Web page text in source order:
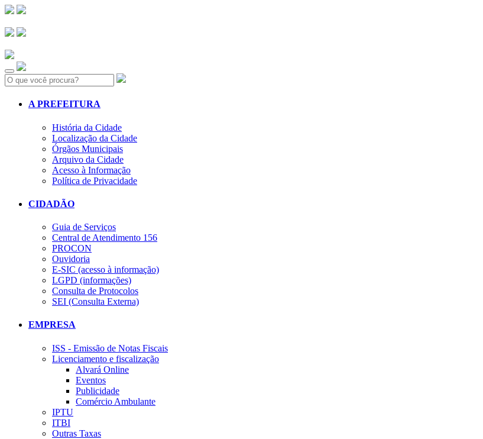
Search:
A PREFEITURA
História da Cidade
Localização da Cidade
Órgãos Municipais
Arquivo da Cidade
Acesso à Informação
Política de Privacidade
CIDADÃO
Guia de Serviços
Central de Atendimento 156
PROCON
Ouvidoria
E-SIC (acesso à informação)
LGPD (informações)
Consulta de Protocolos
SEI (Consulta Externa)
EMPRESA
ISS - Emissão de Notas Fiscais
Licenciamento e fiscalização
Alvará Online
Eventos
Publicidade
Comércio Ambulante
IPTU
ITBI
Outras Taxas